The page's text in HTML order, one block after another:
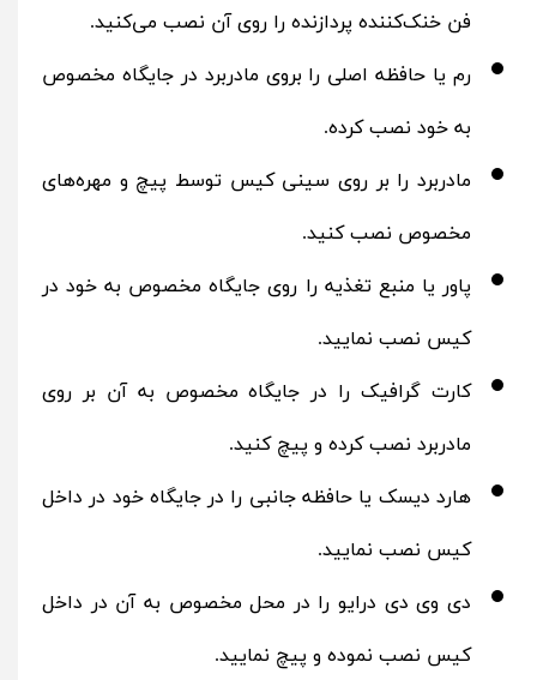
فن خنک‌کننده پردازنده را روی آن نصب می‌کنید.
رم یا حافظه اصلی را بروی مادربرد در جایگاه مخصوص
به خود نصب‌ کرده.
مادربرد را بر روی سینی کیس توسط پیچ و مهره‌های
مخصوص نصب کنید.
پاور یا منبع تغذیه را روی جایگاه مخصوص به خود در
کیس نصب نمایید.
کارت گرافیک را در جایگاه مخصوص به آن بر روی
مادربرد نصب‌ کرده و پیچ کنید.
هارد دیسک یا حافظه جانبی را در جایگاه خود در داخل
کیس نصب نمایید.
دی‌ وی‌ دی درایو را در محل مخصوص به آن در داخل
کیس نصب نموده و پیچ نمایید.